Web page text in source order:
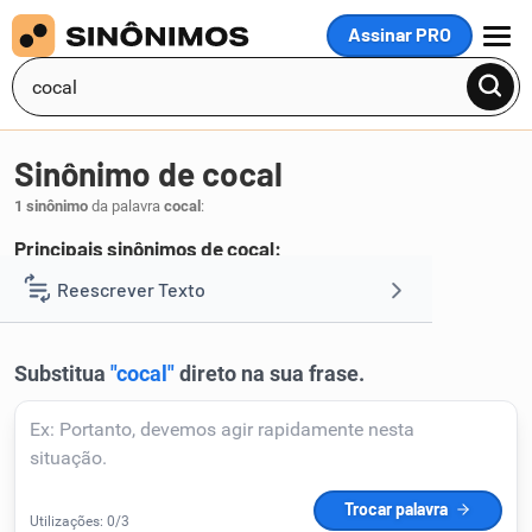
Assinar PRO
MENU
Reescrever Texto
Corrigir Texto
Sinônimo de cocal
1 sinônimo da palavra cocal :
Principais sinônimos de cocal:
1 coqueiral.